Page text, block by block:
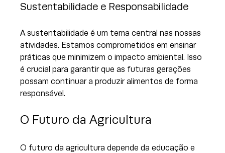
Sustentabilidade e Responsabilidade
A sustentabilidade é um tema central nas nossas
atividades. Estamos comprometidos em ensinar
práticas que minimizem o impacto ambiental. Isso
é crucial para garantir que as futuras gerações
possam continuar a produzir alimentos de forma
responsável.
O Futuro da Agricultura
O futuro da agricultura depende da educação e